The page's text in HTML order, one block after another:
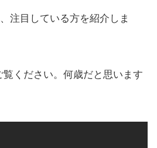
注目している方を紹介しま
覧ください。何歳だと思います